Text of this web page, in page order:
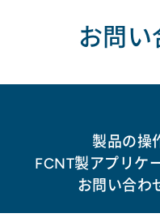
お問い
製品の操
FCNT製アプリケ
お問い合わ